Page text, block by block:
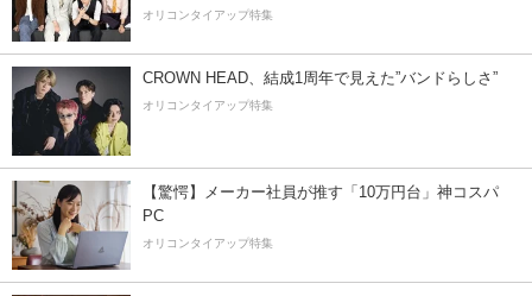
オリコンタイアップ特集
CROWN HEAD、結成1周年で見えた”バンドらしさ”
オリコンタイアップ特集
【驚愕】メーカー社員が推す「10万円台」神コスパ
PC
オリコンタイアップ特集